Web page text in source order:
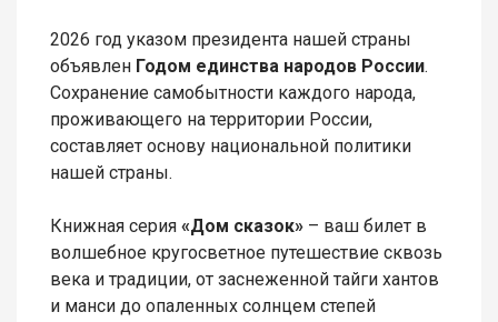
2026 год указом президента нашей страны
объявлен Годом единства народов России.
Сохранение самобытности каждого народа,
проживающего на территории России,
составляет основу национальной политики
нашей страны.
Книжная серия «Дом сказок» – ваш билет в
волшебное кругосветное путешествие сквозь
века и традиции, от заснеженной тайги хантов
и манси до опаленных солнцем степей